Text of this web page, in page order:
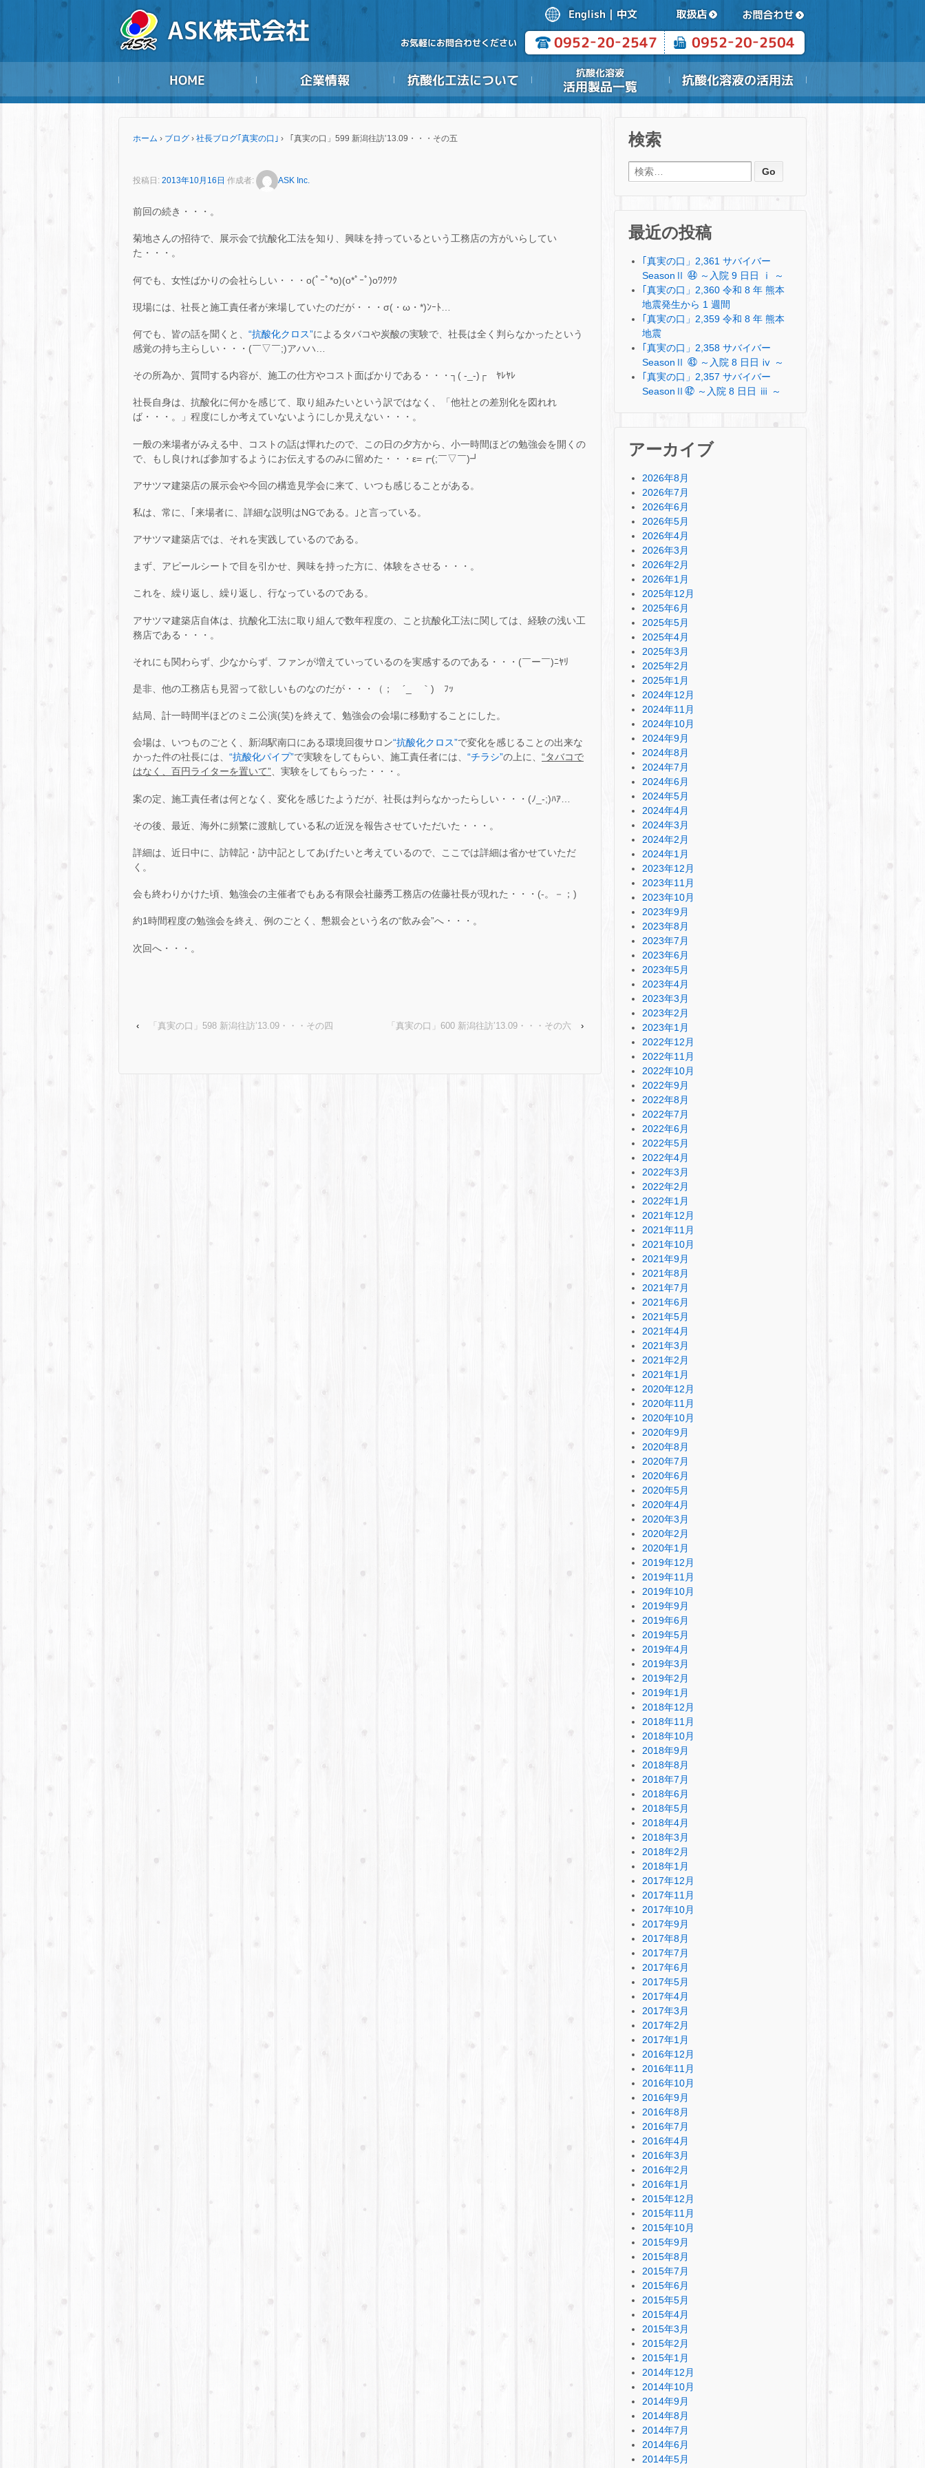
ホーム › ブログ › 社長ブログ｢真実の口｣ › 「真実の口」599 新潟往訪’13.09・・・その五
投稿日: 2013年10月16日 作成者: ASK Inc.
前回の続き・・・。
菊地さんの招待で、展示会で抗酸化工法を知り、興味を持っているという工務店の方がいらしてい
た・・・。
何でも、女性ばかりの会社らしい・・・o(ﾟｰﾟ*o)(o*ﾟｰﾟ)oﾜｸﾜｸ
現場には、社長と施工責任者が来場していたのだが・・・σ(・ω・*)ﾝｰﾄ…
何でも、皆の話を聞くと、 “抗酸化クロス”によるタバコや炭酸の実験で、社長は全く判らなかったという
感覚の持ち主らしい・・・(￣▽￣;)アハハ…
その所為か、質問する内容が、施工の仕方やコスト面ばかりである・・・┐( -_-)┌ ﾔﾚﾔﾚ
社長自身は、抗酸化に何かを感じて、取り組みたいという訳ではなく、「他社との差別化を図れれ
ば・・・。」程度にしか考えていないようにしか見えない・・・。
一般の来場者がみえる中、コストの話は憚れたので、この日の夕方から、小一時間ほどの勉強会を開くの
で、もし良ければ参加するようにお伝えするのみに留めた・・・ε=┏(;￣▽￣)┛
アサツマ建築店の展示会や今回の構造見学会に来て、いつも感じることがある。
私は、常に、｢来場者に、詳細な説明はNGである。｣と言っている。
アサツマ建築店では、それを実践しているのである。
まず、アピールシートで目を引かせ、興味を持った方に、体験をさせる・・・。
これを、繰り返し、繰り返し、行なっているのである。
アサツマ建築店自体は、抗酸化工法に取り組んで数年程度の、こと抗酸化工法に関しては、経験の浅い工
務店である・・・。
それにも関わらず、少なからず、ファンが増えていっているのを実感するのである・・・(￣ー￣)ﾆﾔﾘ
是非、他の工務店も見習って欲しいものなのだが・・・（； ´_ゝ｀) ﾌｯ
結局、計一時間半ほどのミニ公演(笑)を終えて、勉強会の会場に移動することにした。
会場は、いつものごとく、新潟駅南口にある環境回復サロン“抗酸化クロス”で変化を感じることの出来な
かった件の社長には、 “抗酸化パイプ”で実験をしてもらい、施工責任者には、 “チラシ”の上に、 “タバコで
はなく、百円ライターを置いて”、実験をしてもらった・・・。
案の定、施工責任者は何となく、変化を感じたようだが、社長は判らなかったらしい・・・(ﾉ_-;)ﾊｱ…
その後、最近、海外に頻繁に渡航している私の近況を報告させていただいた・・・。
詳細は、近日中に、訪韓記・訪中記としてあげたいと考えているので、ここでは詳細は省かせていただ
く。
会も終わりかけた頃、勉強会の主催者でもある有限会社藤秀工務店の佐藤社長が現れた・・・(-。－；)
約1時間程度の勉強会を終え、例のごとく、懇親会という名の“飲み会”へ・・・。
次回へ・・・。
‹ 「真実の口」598 新潟往訪’13.09・・・その四 「真実の口」600 新潟往訪’13.09・・・その六 ›
検索
検索:
最近の投稿
｢真実の口」2,361 サバイバー
SeasonⅡ ㊹ ～入院 9 日日 ⅰ ～
｢真実の口」2,360 令和 8 年 熊本
地震発生から 1 週間
｢真実の口」2,359 令和 8 年 熊本
地震
｢真実の口」2,358 サバイバー
SeasonⅡ ㊸ ～入院 8 日日 ⅳ ～
｢真実の口」2,357 サバイバー
SeasonⅡ㊷ ～入院 8 日日 ⅲ ～
アーカイブ
2026年8月
2026年7月
2026年6月
2026年5月
2026年4月
2026年3月
2026年2月
2026年1月
2025年12月
2025年6月
2025年5月
2025年4月
2025年3月
2025年2月
2025年1月
2024年12月
2024年11月
2024年10月
2024年9月
2024年8月
2024年7月
2024年6月
2024年5月
2024年4月
2024年3月
2024年2月
2024年1月
2023年12月
2023年11月
2023年10月
2023年9月
2023年8月
2023年7月
2023年6月
2023年5月
2023年4月
2023年3月
2023年2月
2023年1月
2022年12月
2022年11月
2022年10月
2022年9月
2022年8月
2022年7月
2022年6月
2022年5月
2022年4月
2022年3月
2022年2月
2022年1月
2021年12月
2021年11月
2021年10月
2021年9月
2021年8月
2021年7月
2021年6月
2021年5月
2021年4月
2021年3月
2021年2月
2021年1月
2020年12月
2020年11月
2020年10月
2020年9月
2020年8月
2020年7月
2020年6月
2020年5月
2020年4月
2020年3月
2020年2月
2020年1月
2019年12月
2019年11月
2019年10月
2019年9月
2019年6月
2019年5月
2019年4月
2019年3月
2019年2月
2019年1月
2018年12月
2018年11月
2018年10月
2018年9月
2018年8月
2018年7月
2018年6月
2018年5月
2018年4月
2018年3月
2018年2月
2018年1月
2017年12月
2017年11月
2017年10月
2017年9月
2017年8月
2017年7月
2017年6月
2017年5月
2017年4月
2017年3月
2017年2月
2017年1月
2016年12月
2016年11月
2016年10月
2016年9月
2016年8月
2016年7月
2016年4月
2016年3月
2016年2月
2016年1月
2015年12月
2015年11月
2015年10月
2015年9月
2015年8月
2015年7月
2015年6月
2015年5月
2015年4月
2015年3月
2015年2月
2015年1月
2014年12月
2014年10月
2014年9月
2014年8月
2014年7月
2014年6月
2014年5月